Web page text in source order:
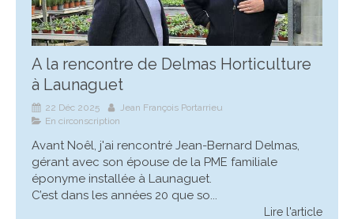
A la rencontre de Delmas Horticulture
à Launaguet
22 Déc 2025
Jean François Portarrieu
En circonscription
Avant Noêl, j'ai rencontré Jean-Bernard Delmas,
gérant avec son épouse de la PME familiale
éponyme installée à Launaguet.
C’est dans les années 20 que so...
Lire l'article